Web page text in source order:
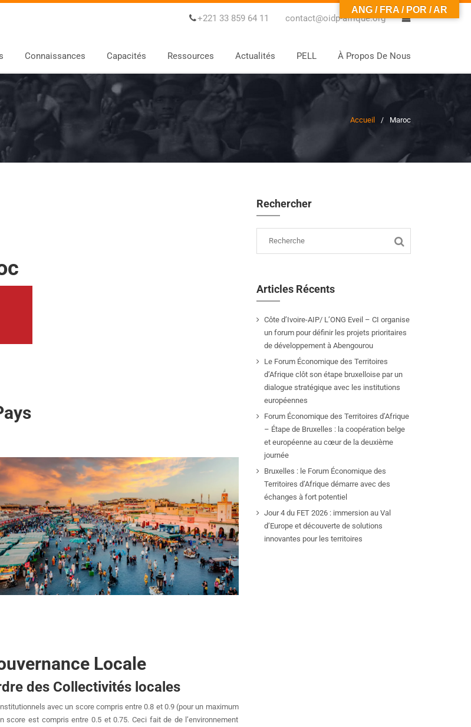
0
+221 33 859 64 11 contact@oidp-afrique.org
Connaissances Capacités Ressources Actualités PELL À Propos De Nous
Accueil Maroc
Locale
des Collectivités locales
avec un score compris entre 0.8 et 0.9 (pour un maximum
est compris entre 0.5 et 0.75. Ceci fait de de l’environnement
Rechercher
Articles Récents
Côte d’Ivoire-AIP/ L’ONG Eveil – CI organise
un forum pour définir les projets prioritaires
de développement à Abengourou
Le Forum Économique des Territoires
d’Afrique clôt son étape bruxelloise par un
dialogue stratégique avec les institutions
européennes
Forum Économique des Territoires d’Afrique
– Étape de Bruxelles : la coopération belge
et européenne au cœur de la deuxième
journée
Bruxelles : le Forum Économique des
Territoires d’Afrique démarre avec des
échanges à fort potentiel
Jour 4 du FET 2026 : immersion au Val
d’Europe et découverte de solutions
innovantes pour les territoires
ANG / FRA / POR / AR